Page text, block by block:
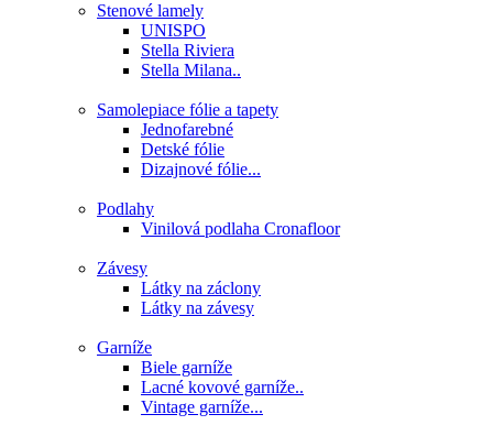
Stenové lamely
UNISPO
Stella Riviera
Stella Milana..
Samolepiace fólie a tapety
Jednofarebné
Detské fólie
Dizajnové fólie...
Podlahy
Vinilová podlaha Cronafloor
Závesy
Látky na záclony
Látky na závesy
Garníže
Biele garníže
Lacné kovové garníže..
Vintage garníže...